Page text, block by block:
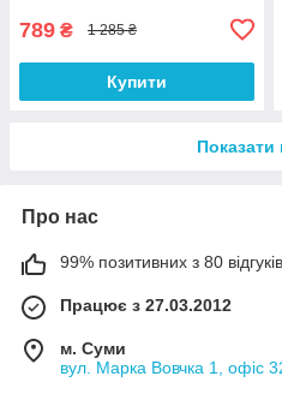
789 ₴ 1 285 ₴
Купити
Показати
Про нас
99% позитивних з 80
Працює з 27.03.2012
м. Суми
вул. Марка Вовчка 1, офіс